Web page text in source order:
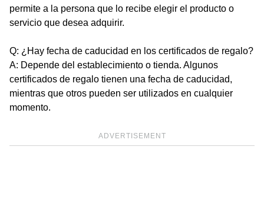
permite a la persona que lo recibe elegir el producto o
servicio que desea adquirir.
Q: ¿Hay fecha de caducidad en los certificados de regalo?
A: Depende del establecimiento o tienda. Algunos
certificados de regalo tienen una fecha de caducidad,
mientras que otros pueden ser utilizados en cualquier
momento.
ADVERTISEMENT